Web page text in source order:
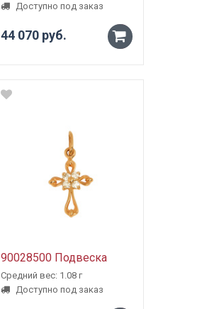
Доступно под заказ
44 070 руб. -
90028500 Подвеска
Средний вес: 1.08 г
Доступно под заказ